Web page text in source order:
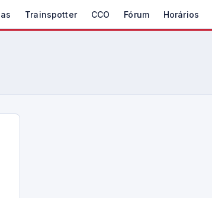
Trainspotter CCO Fórum Horários